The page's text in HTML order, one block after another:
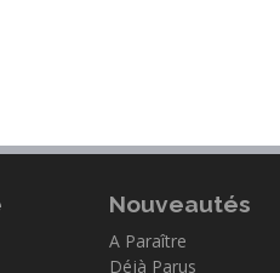
Nouveautés
A Paraître
Déjà Parus